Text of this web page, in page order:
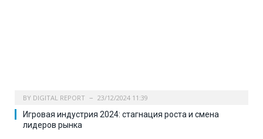
BY DIGITAL REPORT 23/12/2024 11:39
Игровая индустрия 2024: стагнация роста и смена
лидеров рынка